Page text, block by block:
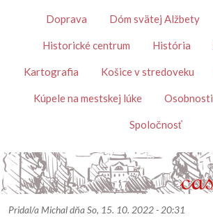
TémyDoprava Dóm svätej Alžbety
Historické centrum História
Kartografia Košice v stredoveku
Kúpele na mestskej lúke Osobnosti
Spoločnosť
Pridal/a MichaldňaSo, 15. 10. 2022 - 20:31